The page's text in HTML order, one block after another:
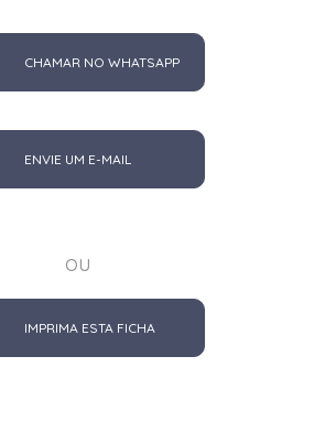
CHAMAR NO WHATSAPP
ENVIE UM E-MAIL
ou
IMPRIMA ESTA FICHA